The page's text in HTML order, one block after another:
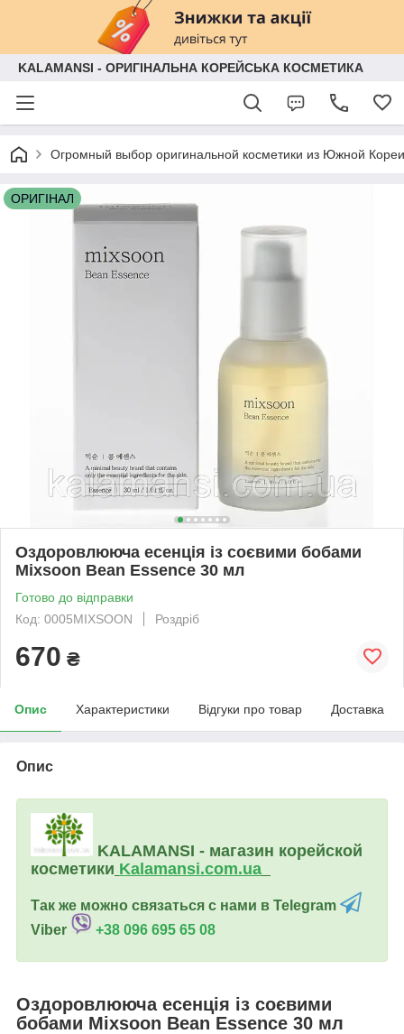
KALAMANSI - ОРИГІНАЛЬНА КОРЕЙСЬКА КОСМЕТИКА
Огромный выбор оригинальной косметики из Южной
ОРИГІНАЛ
Оздоровлююча есенція із соєвими бобами
Mixsoon Bean Essence 30 мл
Готово до відправки
Код: 0005MIXSOON
Роздріб
670 ₴
Опис Характеристики Відгуки про товар Доставка
Опис
KALAMANSI - магазин корейской
косметики Kalamansi.com.ua
Так же можно связаться с нами в Telegram
Viber
+38 096 695 65 08
Оздоровлююча есенція із соєвими
бобами Mixsoon Bean Essence 30 мл